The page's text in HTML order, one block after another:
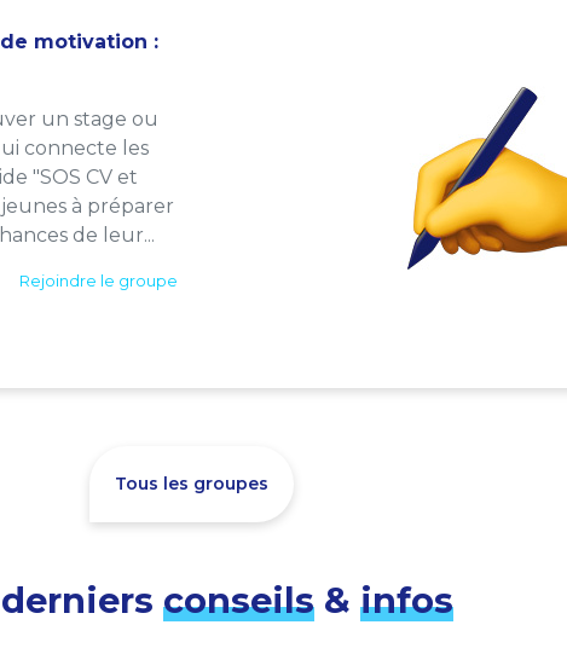
motivation :
un stage ou
connecte les
"SOS CV et
jeunes à préparer
de leur...
Rejoindre le groupe
Tous les groupes
conseils & infos